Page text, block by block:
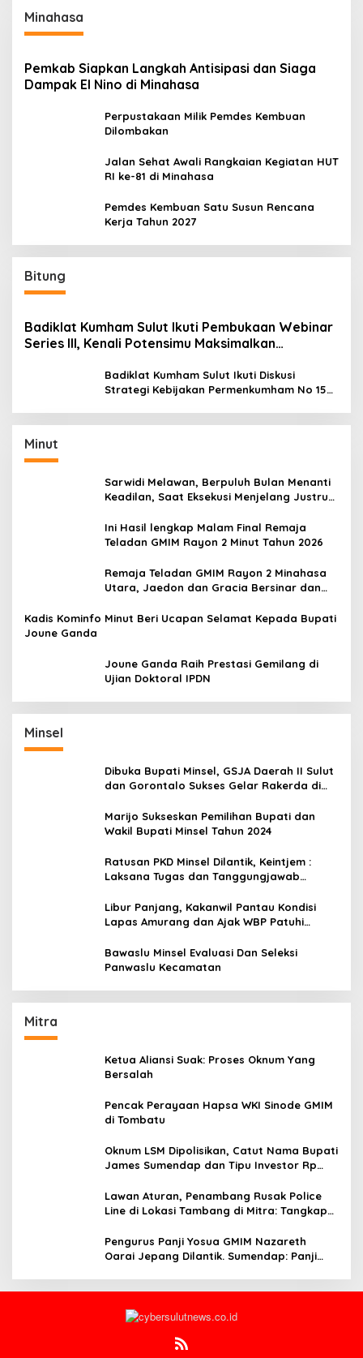
Minahasa
Pemkab Siapkan Langkah Antisipasi dan Siaga
Dampak El Nino di Minahasa
Perpustakaan Milik Pemdes Kembuan
Dilombakan
Jalan Sehat Awali Rangkaian Kegiatan HUT
RI ke-81 di Minahasa
Pemdes Kembuan Satu Susun Rencana
Kerja Tahun 2027
Bitung
Badiklat Kumham Sulut Ikuti Pembukaan Webinar
Series III, Kenali Potensimu Maksimalkan
Badiklat Kumham Sulut Ikuti Diskusi
Strategi Kebijakan Permenkumham No 15
Minut
Sarwidi Melawan, Berpuluh Bulan Menanti
Keadilan, Saat Eksekusi Menjelang Justru
Ini Hasil lengkap Malam Final Remaja
Teladan GMIM Rayon 2 Minut Tahun 2026
Remaja Teladan GMIM Rayon 2 Minahasa
Utara, Jaedon dan Gracia Bersinar dan
Kadis Kominfo Minut Beri Ucapan Selamat Kepada Bupati
Joune Ganda
Joune Ganda Raih Prestasi Gemilang di
Ujian Doktoral IPDN
Minsel
Dibuka Bupati Minsel, GSJA Daerah II Sulut
dan Gorontalo Sukses Gelar Rakerda di
Marijo Sukseskan Pemilihan Bupati dan
Wakil Bupati Minsel Tahun 2024
Ratusan PKD Minsel Dilantik, Keintjem :
Laksana Tugas dan Tanggungjawab
Libur Panjang, Kakanwil Pantau Kondisi
Lapas Amurang dan Ajak WBP Patuhi
Bawaslu Minsel Evaluasi Dan Seleksi
Panwaslu Kecamatan
Mitra
Ketua Aliansi Suak: Proses Oknum Yang
Bersalah
Pencak Perayaan Hapsa WKI Sinode GMIM
di Tombatu
Oknum LSM Dipolisikan, Catut Nama Bupati
James Sumendap dan Tipu Investor Rp
Lawan Aturan, Penambang Rusak Police
Line di Lokasi Tambang di Mitra: Tangkap
Pengurus Panji Yosua GMIM Nazareth
Oarai Jepang Dilantik. Sumendap: Panji